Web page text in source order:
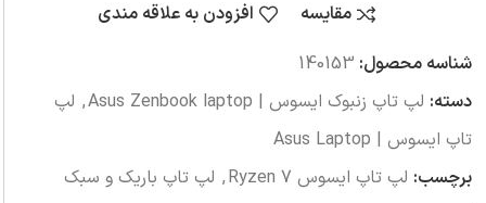
مقایسه
افزودن به علاقه مندی
شناسه محصول: 140153
دسته: لپ تاپ زنبوک ایسوس | Asus Zenbook laptop , لپ
تاپ ایسوس | Asus Laptop
برچسب: لپ تاپ ایسوس Ryzen 7 , لپ تاپ باریک و سبک